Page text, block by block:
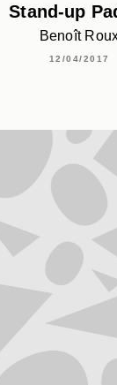
Stand-up
Benoît
12/04/2017